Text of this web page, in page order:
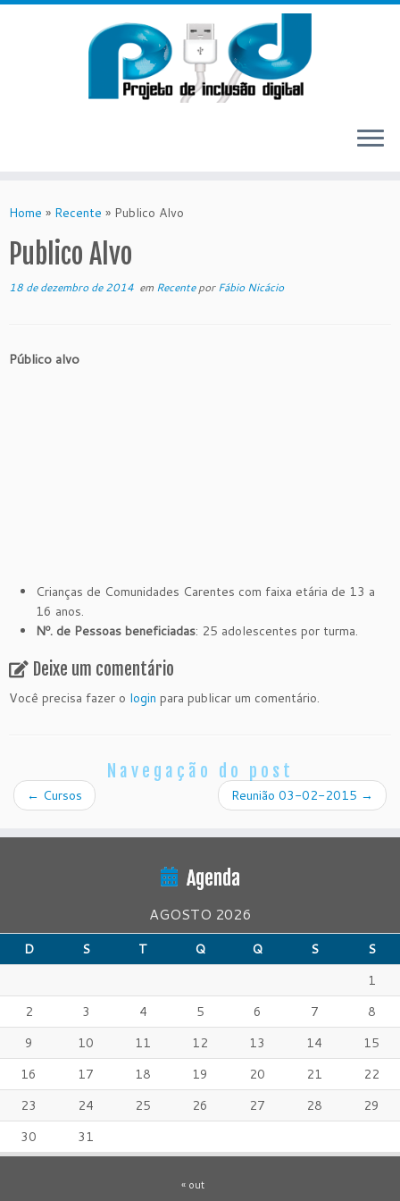
toHome » Recente » Publico Alvo
Publico Alvo
18 de dezembro de 2014 em RecenteporFábio Nicácio
Público alvo
Crianças de Comunidades Carentes com faixa etária de 13 a
16 anos.
Nº. de Pessoas beneficiadas: 25 adolescentes por turma.
Deixe um comentário
Você precisa fazer o login para publicar um comentário.
Navegação do post
← Cursos Reunião 03-02-2015 →
Agenda
AGOSTO 2026
D S T Q Q S
S
1
2
3 4 5 6 7
8
9
10 11 12 13 14
15
16
17 18 19 20 21
22
23
24 25 26 27 28
29
30
31
« out